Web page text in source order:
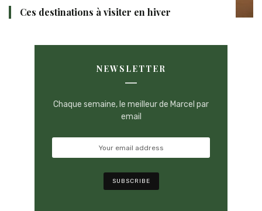
Ces destinations à visiter en hiver
NEWSLETTER
Chaque semaine, le meilleur de Marcel par
email